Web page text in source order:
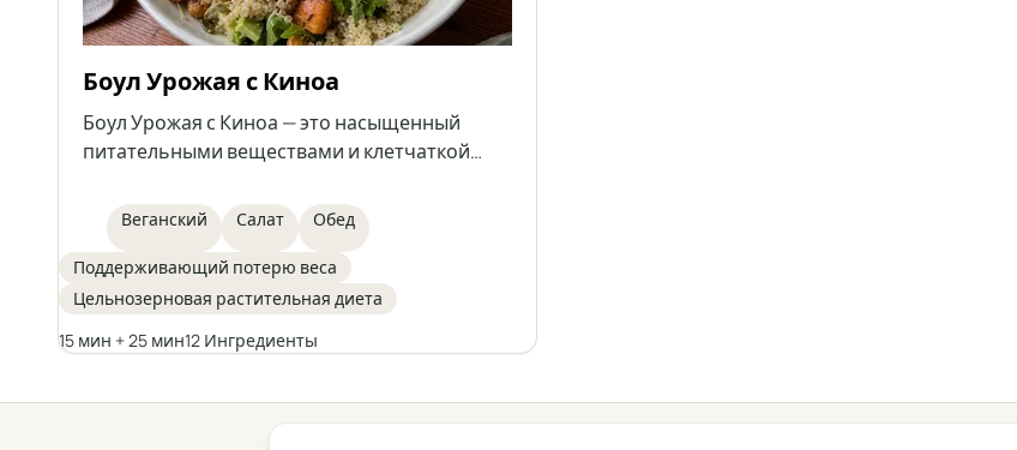
Боул Урожая с Киноа
Боул Урожая с Киноа — это насыщенный
питательными веществами и клетчаткой
обеда. Это веганское блюдо сочетает в себе
варёную киноа, запечённый батат,
хрустящий нут, кремовый авокадо,
пророщенные тыквенные семечки, листовую
тахини. Ингредиенты обеспечивают
полезными жирами для поддержания
Веганский Салат Обед
Поддерживающий потерю веса
Цельнозерновая растительная диета
15 мин + 25 мин12 Ингредиенты
← Все категории